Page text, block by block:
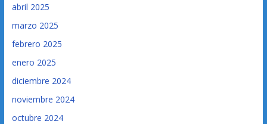
abril 2025
marzo 2025
febrero 2025
enero 2025
diciembre 2024
noviembre 2024
octubre 2024